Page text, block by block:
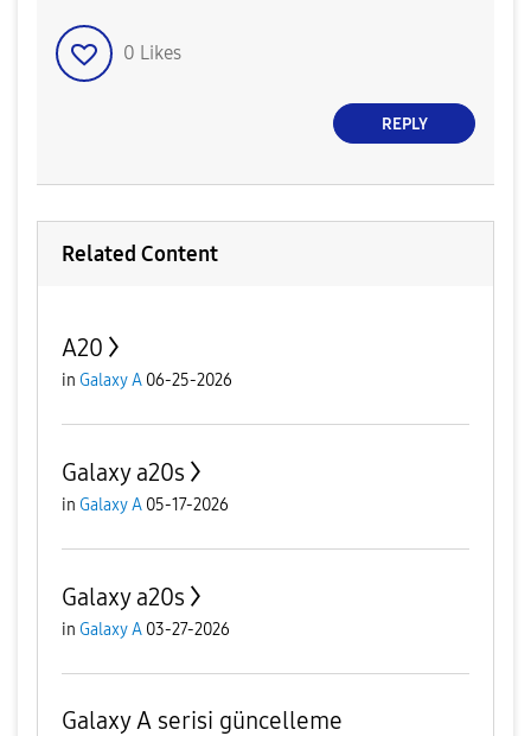
0 Likes
REPLY
Related Content
A20
in Galaxy A 06-25-2026
Galaxy a20s
in Galaxy A 05-17-2026
Galaxy a20s
in Galaxy A 03-27-2026
Galaxy A serisi güncelleme